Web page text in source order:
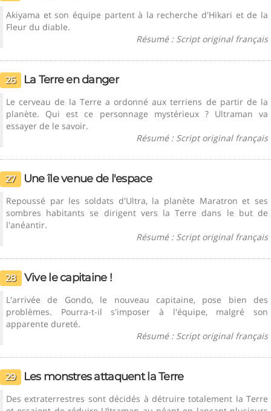
Akiyama et son équipe partent à la recherche d'Hikari et de la
Fleur du diable.
Résumé : Script original français
26 La Terre en danger
Le cerveau de la Terre a ordonné aux terriens de partir de la
planète. Qui est ce personnage mystérieux ? Ultraman va
essayer de le savoir.
Résumé : Script original français
27 Une île venue de l'espace
Repoussé par les soldats d'Ultra, la planète Maratron et ses
sombres habitants se dirigent vers la Terre dans le but de
l'anéantir.
Résumé : Script original français
28 Vive le capitaine !
L'arrivée de Gondo, le nouveau capitaine, pose bien des
problèmes. Pourra-t-il s'imposer à l'équipe, malgré son
apparente dureté.
Résumé : Script original français
29 Les monstres attaquent la Terre
Des extraterrestres sont décidés à détruire totalement la Terre